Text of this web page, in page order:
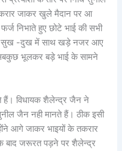
जाकर खुले मैदान पर आ
निभाते हुए छोटे भाई की सभी
सुख -दुख में साथ खड़े नजर आए
सबकुछ भूलकर बड़े भाई के सामने
हैं। विधायक शैलेन्द्र जैन ने
जैन नही मानते हैं। ठीक इसी
आगे जाकर भाइयों के तकरार
के बाद जरूरत पड़ने पर शैलेन्द्र